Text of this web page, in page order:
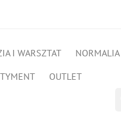
I WARSZTAT NORMALIA
OUTLET